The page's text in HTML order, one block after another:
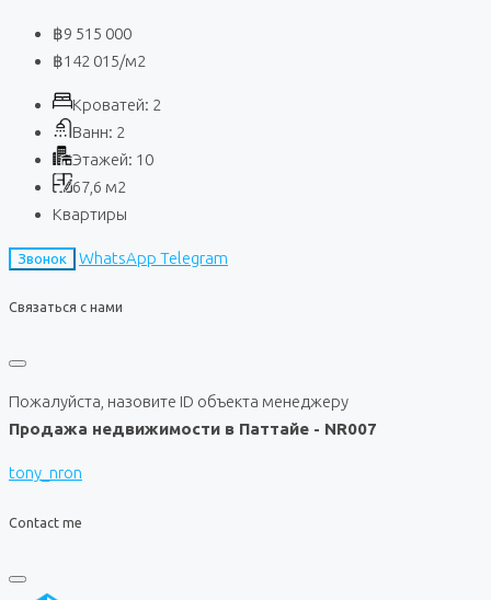
฿9 515 000
฿142 015/м2
Кроватей: 2
Ванн: 2
Этажей: 10
67,6 м2
Квартиры
Звонок WhatsApp Telegram
Связаться с нами
Пожалуйста, назовите ID объекта менеджеру
Продажа недвижимости в Паттайе - NR007
tony_nron
Contact me